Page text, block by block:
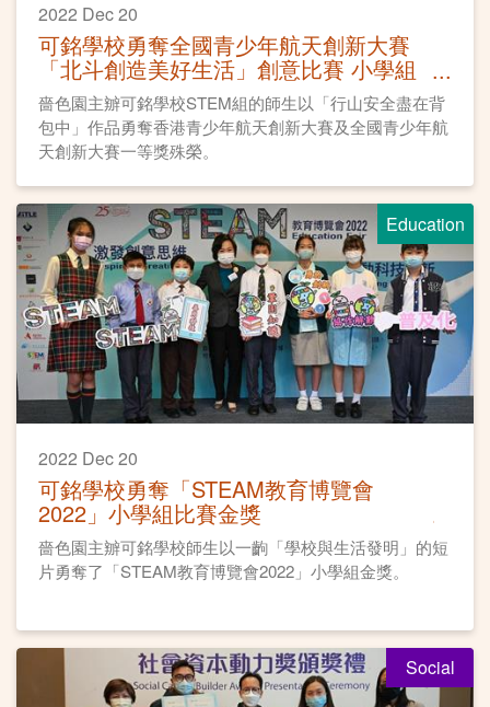
2022 Dec 20
可銘學校勇奪全國青少年航天創新大賽
「北斗創造美好生活」創意比賽 小學組
一等獎
嗇色園主辧可銘學校STEM組的師生以「行山安全盡在背
包中」作品勇奪香港青少年航天創新大賽及全國青少年航
天創新大賽一等獎殊榮。
Education
2022 Dec 20
可銘學校勇奪「STEAM教育博覽會
2022」小學組比賽金獎
嗇色園主辧可銘學校師生以一齣「學校與生活發明」的短
片勇奪了「STEAM教育博覽會2022」小學組金獎。
Social